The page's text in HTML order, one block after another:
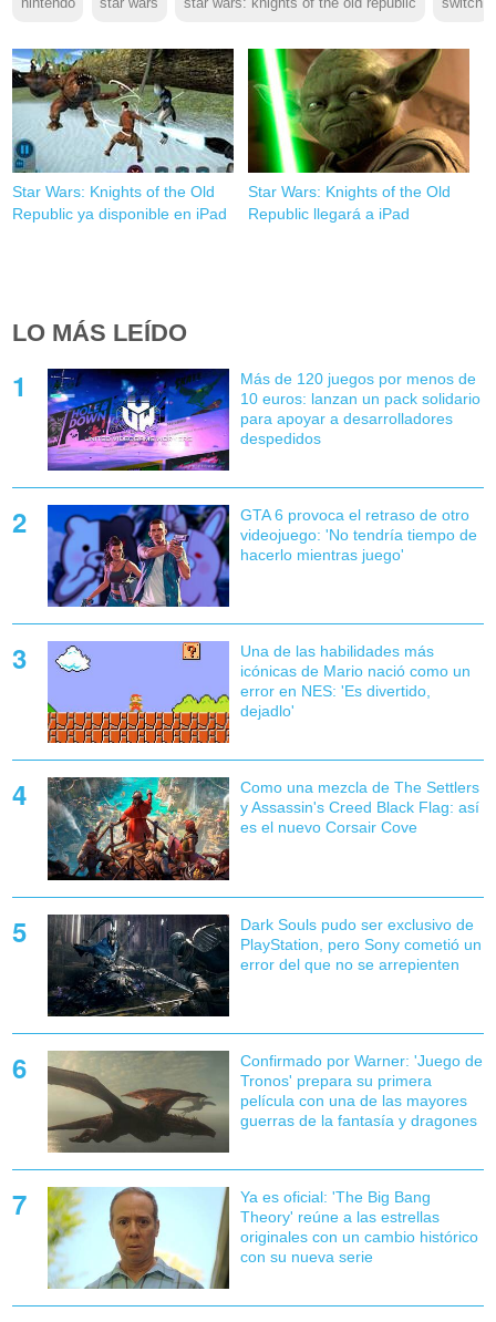
Star Wars: Knights of the Old
Republic ya disponible en iPad
Star Wars: Knights of the Old
Republic llegará a iPad
LO MÁS LEÍDO
Más de 120 juegos por menos de
10 euros: lanzan un pack solidario
para apoyar a desarrolladores
despedidos
GTA 6 provoca el retraso de otro
videojuego: 'No tendría tiempo de
hacerlo mientras juego'
Una de las habilidades más
icónicas de Mario nació como un
error en NES: 'Es divertido,
dejadlo'
Como una mezcla de The Settlers
y Assassin's Creed Black Flag: así
es el nuevo Corsair Cove
Dark Souls pudo ser exclusivo de
PlayStation, pero Sony cometió un
error del que no se arrepienten
Confirmado por Warner: 'Juego de
Tronos' prepara su primera
película con una de las mayores
guerras de la fantasía y dragones
Ya es oficial: 'The Big Bang
Theory' reúne a las estrellas
originales con un cambio histórico
con su nueva serie